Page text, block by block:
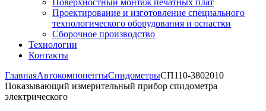
Проектирование и изготовление специального
технологического оборудования и оснастки
Сборочное производство
Технологии
Контакты
ГлавнаяАвтокомпонентыСпидометрыСП110-3802010
Показывающий измерительный прибор спидометра
электрического